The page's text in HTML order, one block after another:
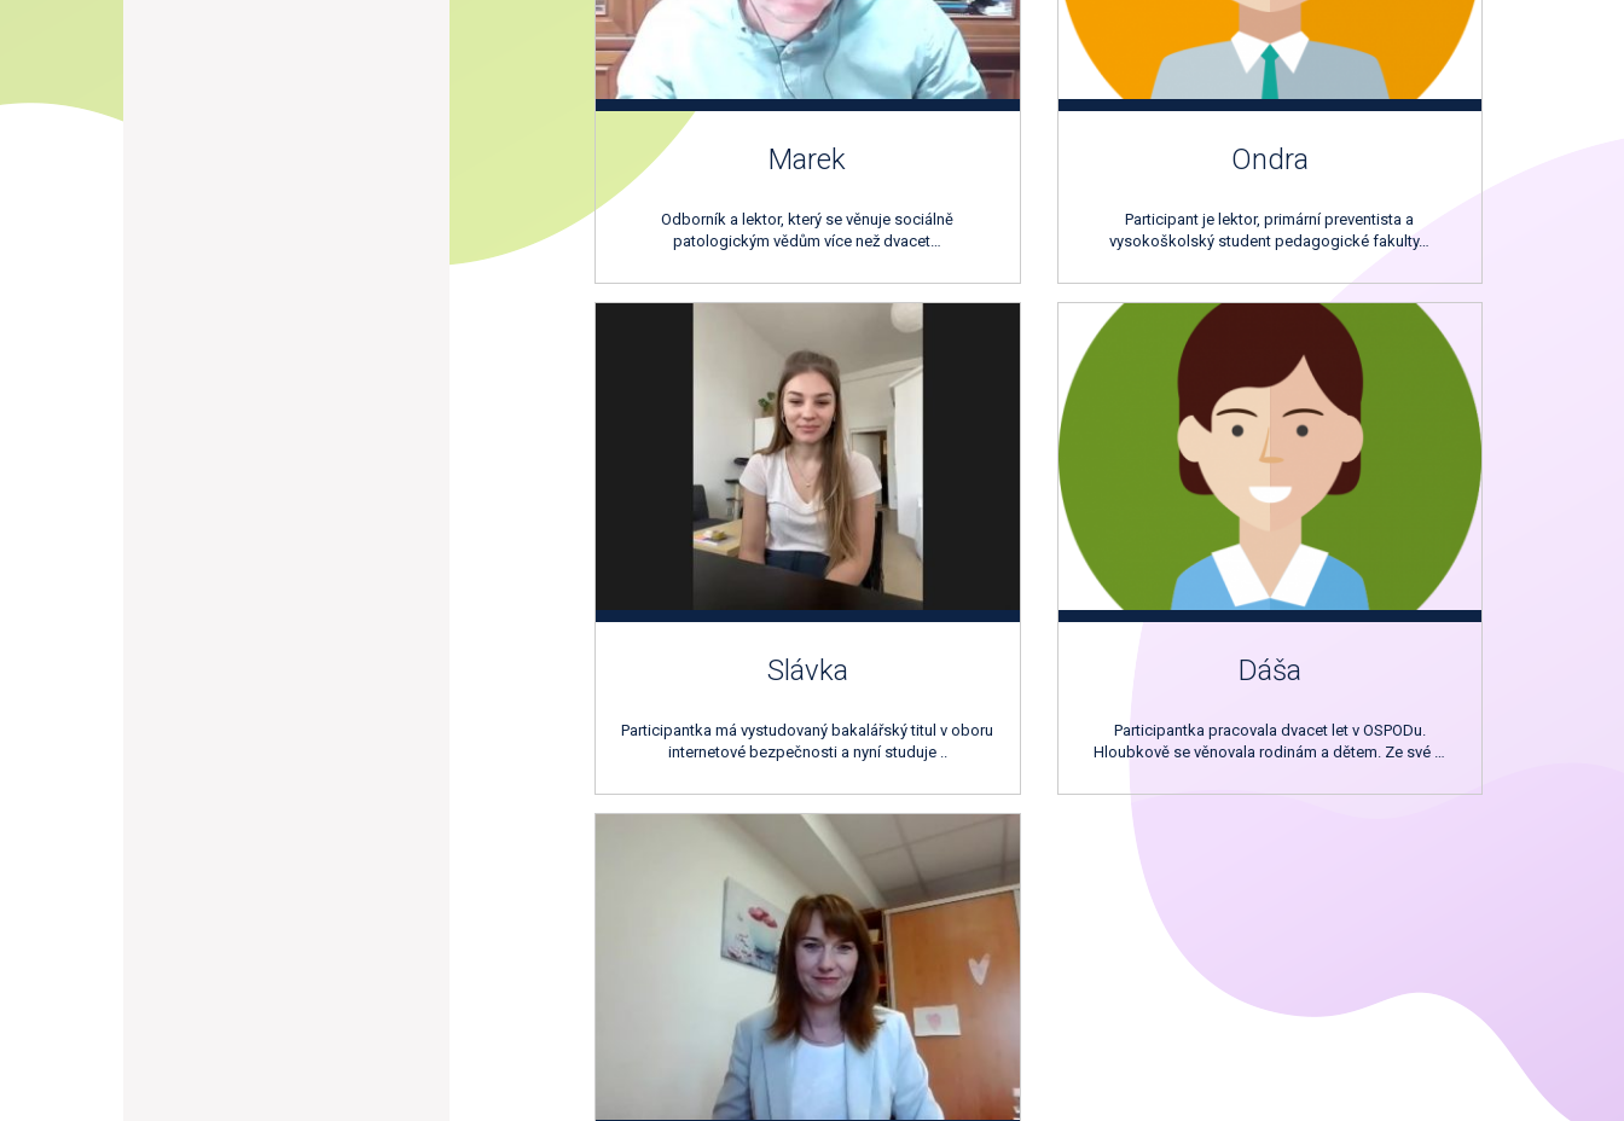
Marek
Odborník a lektor, který se věnuje sociálně
patologickým vědům více než dvacet…
Ondra
Participant je lektor, primární preventista a
vysokoškolský student pedagogické fakulty…
Slávka
Participantka má vystudovaný bakalářský titul v oboru
internetové bezpečnosti a nyní studuje ..
Dáša
Participantka pracovala dvacet let v OSPODu.
Hloubkově se věnovala rodinám a dětem. Ze své …